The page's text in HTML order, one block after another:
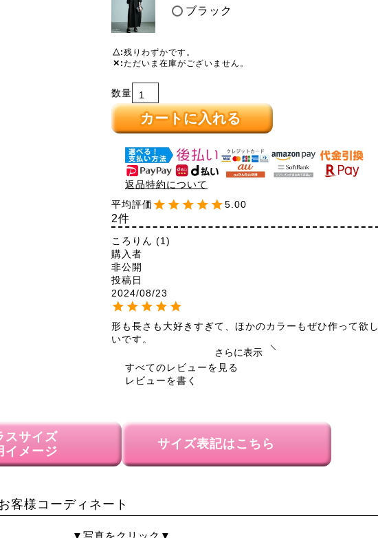
ブラック
△ 残りわずかです。
✕ ただいま在庫がございません。
カートに入れる
返品特約について
5.00
2
ころりん
1
購入者
非公開
投稿日
2024/08/23
形も長さも大好きすぎて、ほかのカラーもぜひ作って欲し
いです。
煮もの
購入者
非公開
全体的にふんわりしたシルエットで体型を隠してくれま
す。下に黒いロングスリップを着るだけで一枚で着られて
さらに表示
すべてのレビューを見る
レビューを書く
スサイズ
イメージ
サイズ表記はこちら
客様コーディネート